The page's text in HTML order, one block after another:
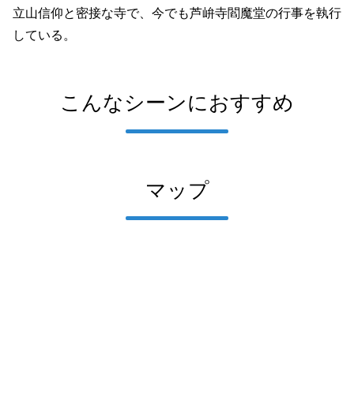
立山信仰と密接な寺で、今でも芦峅寺閻魔堂の行事を執行
している。
こんなシーンにおすすめ
マップ